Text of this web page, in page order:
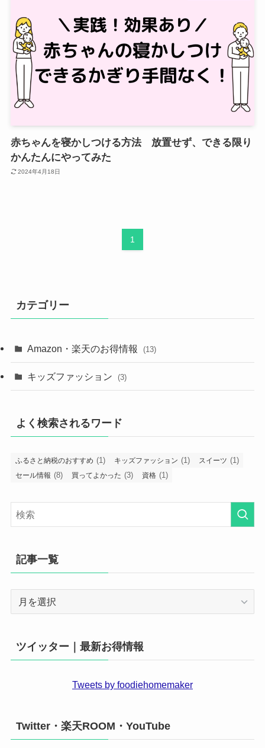
赤ちゃんを寝かしつける方法 放置せず、できる限り
かんたんにやってみた
2024年4月18日
1
カテゴリー
Amazon・楽天のお得情報 (13)
キッズファッション (3)
よく検索されるワード
ふるさと納税のおすすめ (1) キッズファッション (1) スイーツ (1)
セール情報 (8) 買ってよかった (3) 資格 (1)
記事一覧
ツイッター｜最新お得情報
Tweets by foodiehomemaker
Twitter・楽天ROOM・YouTube